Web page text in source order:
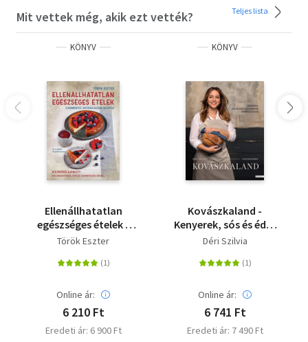
Mit vettek még, akik ezt vették? Teljes lista
KÖNYV
Ellenállhatatlan
egészséges ételek -
Cukormentes, rostban
Török Eszter
Online ár:
6 210 Ft
Eredeti ár: 6 900 Ft
KÖNYV
Kovászkaland -
Kenyerek, sós és édes
sütemények
Déri Szilvia
Online ár:
6 741 Ft
Eredeti ár: 7 490 Ft